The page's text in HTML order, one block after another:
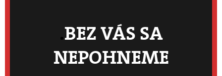
BEZ VÁS SA
NEPOHNEME